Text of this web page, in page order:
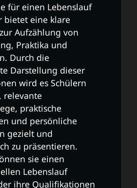
für einen Lebenslauf
bietet eine klare
Aufzählung von
Praktika und
Durch die
Darstellung dieser
wird es Schülern
relevante
praktische
und persönliche
gezielt und
zu präsentieren.
sie einen
Lebenslauf
ihre Qualifikationen